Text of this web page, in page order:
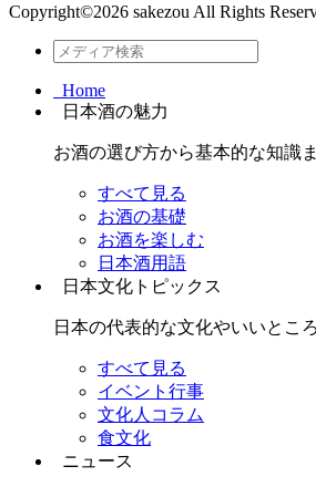
Copyright©2026 sakezou All Rights
Home
日本酒の魅力
お酒の選び方から基本的な知識
すべて見る
お酒の基礎
お酒を楽しむ
日本酒用語
日本文化トピックス
日本の代表的な文化やいいとこ
すべて見る
イベント行事
文化人コラム
食文化
ニュース